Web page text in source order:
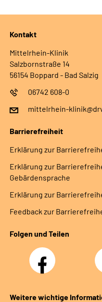
Kontakt
Mittelrhein-Klinik
Salzbornstraße 14
56154 Boppard - Bad Salzig
06742 608-0
mittelrhein-
Barrierefreiheit
Erklärung zur
Erklärung zur
Gebärdensprache
Erklärung zur
Feedback zur
Folgen und Teilen
Facebook
Weitere wichtige